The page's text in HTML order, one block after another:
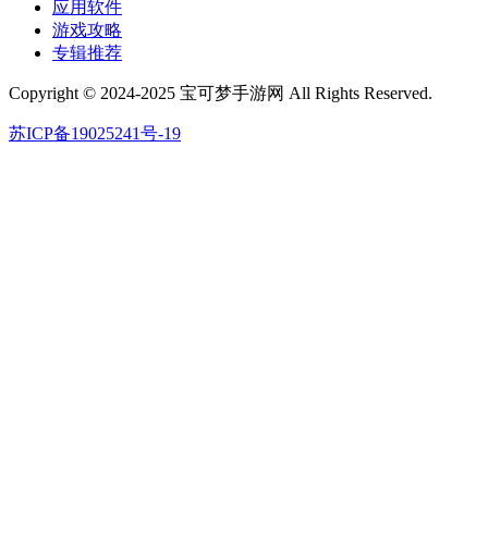
应用软件
游戏攻略
专辑推荐
Copyright © 2024-2025 宝可梦手游网 All Rights Reserved.
苏ICP备19025241号-19